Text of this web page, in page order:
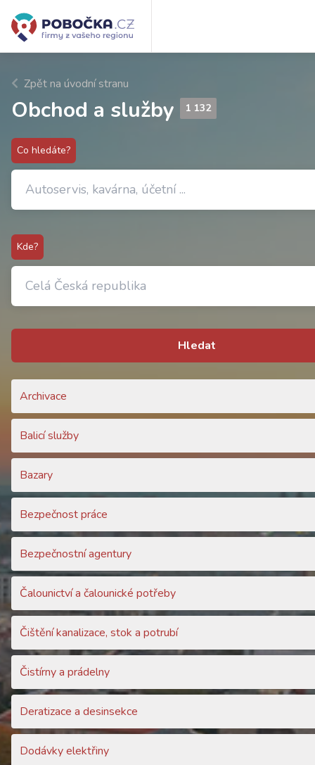
Zpět na úvodní stranu
Obchod a služby 1 132
Co hledáte?
Kde?
Hledat
Archivace
Balicí služby
Bazary
Bezpečnost práce
Bezpečnostní agentury
Čalounictví a čalounické potřeby
Čištění kanalizace, stok a potrubí
Čistírny a prádelny
Deratizace a desinsekce
Dodávky elektřiny